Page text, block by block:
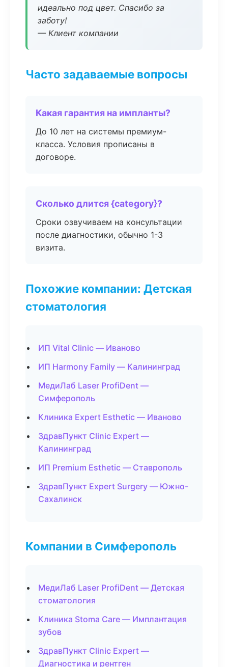
идеально под цвет. Спасибо за
заботу!
— Клиент компании
Часто задаваемые вопросы
Какая гарантия на импланты?
До 10 лет на системы премиум-
класса. Условия прописаны в
договоре.
Сколько длится {category}?
Сроки озвучиваем на консультации
после диагностики, обычно 1-3
визита.
Похожие компании: Детская
стоматология
ИП Vital Clinic — Иваново
ИП Harmony Family — Калининград
МедиЛаб Laser ProfiDent —
Симферополь
Клиника Expert Esthetic — Иваново
ЗдравПункт Clinic Expert —
Калининград
ИП Premium Esthetic — Ставрополь
ЗдравПункт Expert Surgery — Южно-
Сахалинск
Компании в Симферополь
МедиЛаб Laser ProfiDent — Детская
стоматология
Клиника Stoma Care — Имплантация
зубов
ЗдравПункт Clinic Expert —
Диагностика и рентген